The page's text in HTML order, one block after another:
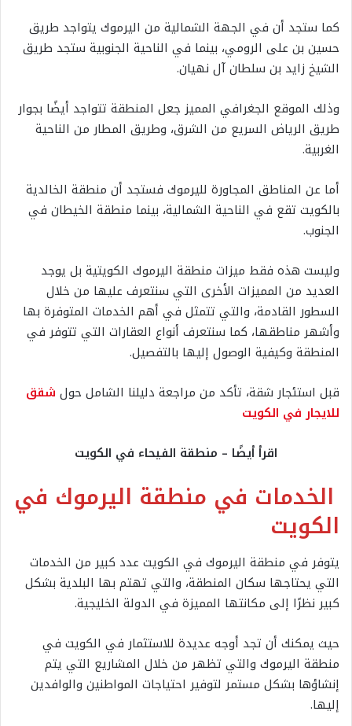
كما ستجد أن في الجهة الشمالية من اليرموك يتواجد طريق
حسين بن على الرومي، بينما في الناحية الجنوبية ستجد طريق
الشيخ زايد بن سلطان آل نهيان.
وذلك الموقع الجغرافي المميز جعل المنطقة تتواجد أيضًا بجوار
طريق الرياض السريع من الشرق، وطريق المطار من الناحية
الغربية.
أما عن المناطق المجاورة لليرموك فستجد أن منطقة الخالدية
بالكويت تقع في الناحية الشمالية، بينما منطقة الخيطان في
الجنوب.
وليست هذه فقط ميزات منطقة اليرموك الكويتية بل يوجد
العديد من المميزات الأخرى التي سنتعرف عليها من خلال
السطور القادمة، والتي تتمثل في أهم الخدمات المتوفرة بها
وأشهر مناطقها، كما سنتعرف أنواع العقارات التي تتوفر في
المنطقة وكيفية الوصول إليها بالتفصيل.
قبل استئجار شقة، تأكد من مراجعة دليلنا الشامل حول شقق
للايجار في الكويت
اقرأ أيضًا – منطقة الفيحاء في الكويت
الخدمات في منطقة اليرموك في
الكويت
يتوفر في منطقة اليرموك في الكويت عدد كبير من الخدمات
التي يحتاجها سكان المنطقة، والتي تهتم بها البلدية بشكل
كبير نظرًا إلى مكانتها المميزة في الدولة الخليجية.
حيث يمكنك أن تجد أوجه عديدة للاستثمار في الكويت في
منطقة اليرموك والتي تظهر من خلال المشاريع التي يتم
إنشاؤها بشكل مستمر لتوفير احتياجات المواطنين والوافدين
إليها.